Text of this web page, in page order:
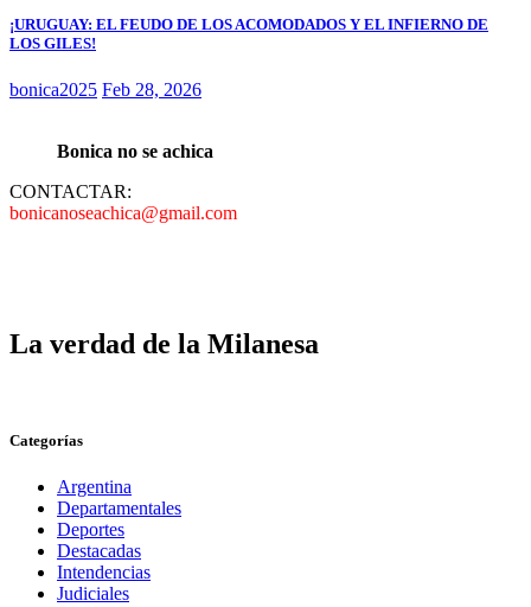
¡URUGUAY: EL FEUDO DE LOS ACOMODADOS Y EL INFIERNO DE
LOS GILES!
bonica2025 Feb 28, 2026
Bonica no se achica
CONTACTAR:
bonicanoseachica@gmail.com
La verdad de la Milanesa
Categorías
Argentina
Departamentales
Deportes
Destacadas
Intendencias
Judiciales